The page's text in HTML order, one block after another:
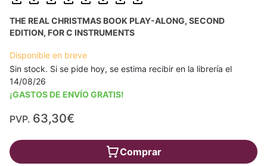
THE REAL CHRISTMAS BOOK PLAY-ALONG, SECOND
EDITION, FOR C INSTRUMENTS
Disponible en breve
Sin stock. Si se pide hoy, se estima recibir en la librería el
14/08/26
¡GASTOS DE ENVÍO GRATIS!
PVP. 63,30€
Comprar